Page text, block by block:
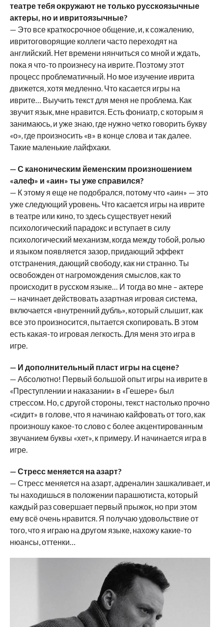
театре тебя окружают не только русскоязычные
актеры, но и ивритоязычные?
— Это все краткосрочное общение, и, к сожалению,
ивритоговорящие коллеги часто переходят на
английский. Нет времени нянчиться со мной и ждать,
пока я что-то произнесу на иврите. Поэтому этот
процесс проблематичный. Но мое изучение иврита
движется, хотя медленно. Что касается игры на
иврите… Выучить текст для меня не проблема. Как
звучит язык, мне нравится. Есть фониатр, с которым я
занимаюсь, и уже знаю, где нужно четко говорить букву
«о», где произносить «в» в конце слова и так далее.
Такие маленькие лайфхаки.
— С каноническим йеменским произношением
«алеф» и «аин» ты уже справился?
— К этому я еще не подобрался, потому что «аин» — это
уже следующий уровень. Что касается игры на иврите
в театре или кино, то здесь существует некий
психологический парадокс и вступает в силу
психологический механизм, когда между тобой, ролью
и языком появляется зазор, придающий эффект
отстранения, дающий свободу, как ни странно. Ты
освобожден от нагромождения смыслов, как то
происходит в русском языке… И тогда во мне – актере
— начинает действовать азартная игровая система,
включается «внутренний дубль», который слышит, как
все это произносится, пытается скопировать. В этом
есть какая-то игровая легкость. Для меня это игра в
игре.
— И дополнительный пласт игры на сцене?
— Абсолютно! Первый большой опыт игры на иврите в
«Преступлении и наказании» в «Гешере» был
стрессом. Но, с другой стороны, текст настолько прочно
«сидит» в голове, что я начинаю кайфовать от того, как
произношу какое-то слово с более акцентированным
звучанием буквы «хет», к примеру. И начинается игра в
игре.
— Стресс меняется на азарт?
— Стресс меняется на азарт, адреналин зашкаливает, и
ты находишься в положении парашютиста, который
каждый раз совершает первый прыжок, но при этом
ему всё очень нравится. Я получаю удовольствие от
того, что я играю на другом языке, нахожу какие-то
нюансы, оттенки…